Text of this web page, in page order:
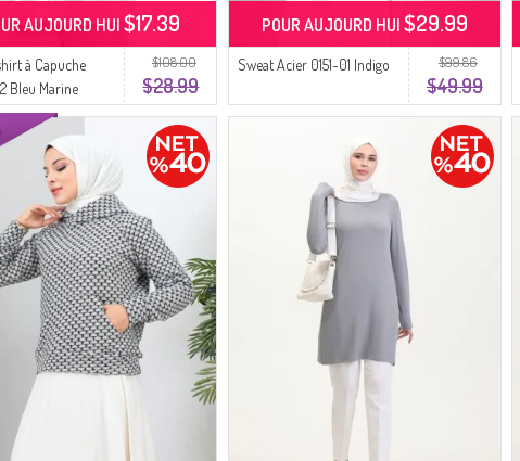
$108.00
$28.99
à Capuche
Bleu Marine
AUJOURD HUI $17.39
$99.86
$49.99
Sweat Acier 0151-01 Indigo
POUR AUJOURD HUI $29.99